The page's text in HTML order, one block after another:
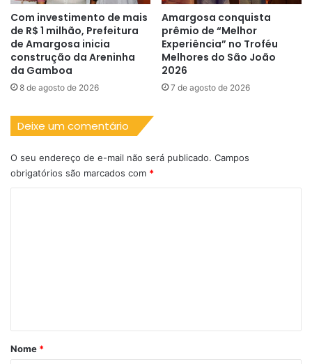
Com investimento de mais
de R$ 1 milhão, Prefeitura
de Amargosa inicia
construção da Areninha
da Gamboa
8 de agosto de 2026
Amargosa conquista
prêmio de “Melhor
Experiência” no Troféu
Melhores do São João
2026
7 de agosto de 2026
Deixe um comentário
O seu endereço de e-mail não será publicado. Campos
obrigatórios são marcados com *
r
Nome *